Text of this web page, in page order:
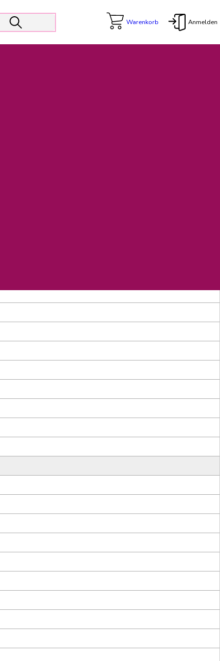
Warenkorb Anmelden
wird unterstützt von den Prokuristen Kerstin Walter und Kai
sich das operative Management auf die Weiterentwicklung
Betrieb in gewohntem Umfang fort.